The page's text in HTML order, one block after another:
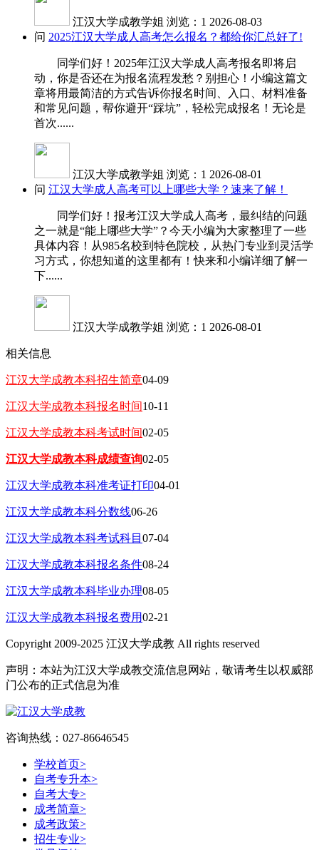
江汉大学成教学姐 浏览：1 2026-08-03
问 2025江汉大学成人高考怎么报名？都给你汇总好了!
同学们好！2025年江汉大学成人高考报名即将启
动，你是否还在为报名流程发愁？别担心！小编这篇文
章将用最简洁的方式告诉你报名时间、入口、材料准备
和常见问题，帮你避开“踩坑”，轻松完成报名！无论是
首次......
江汉大学成教学姐 浏览：1 2026-08-01
问 江汉大学成人高考可以上哪些大学？速来了解！
同学们好！报考江汉大学成人高考，最纠结的问题
之一就是“能上哪些大学”？今天小编为大家整理了一些
具体内容！从985名校到特色院校，从热门专业到灵活学
习方式，你想知道的这里都有！快来和小编详细了解一
下......
江汉大学成教学姐 浏览：1 2026-08-01
相关信息
江汉大学成教本科招生简章04-09
江汉大学成教本科报名时间10-11
江汉大学成教本科考试时间02-05
江汉大学成教本科成绩查询02-05
江汉大学成教本科准考证打印04-01
江汉大学成教本科分数线06-26
江汉大学成教本科考试科目 07-04
江汉大学成教本科报名条件08-24
江汉大学成教本科毕业办理08-05
江汉大学成教本科报名费用02-21
Copyright 2009-2025 江汉大学成教 All rights reserved
声明：本站为江汉大学成教交流信息网站，敬请考生以权威部
门公布的正式信息为准
咨询热线：027-86646545
学校首页>
自考专升本>
自考大专>
成考简章>
成考政策>
招生专业>